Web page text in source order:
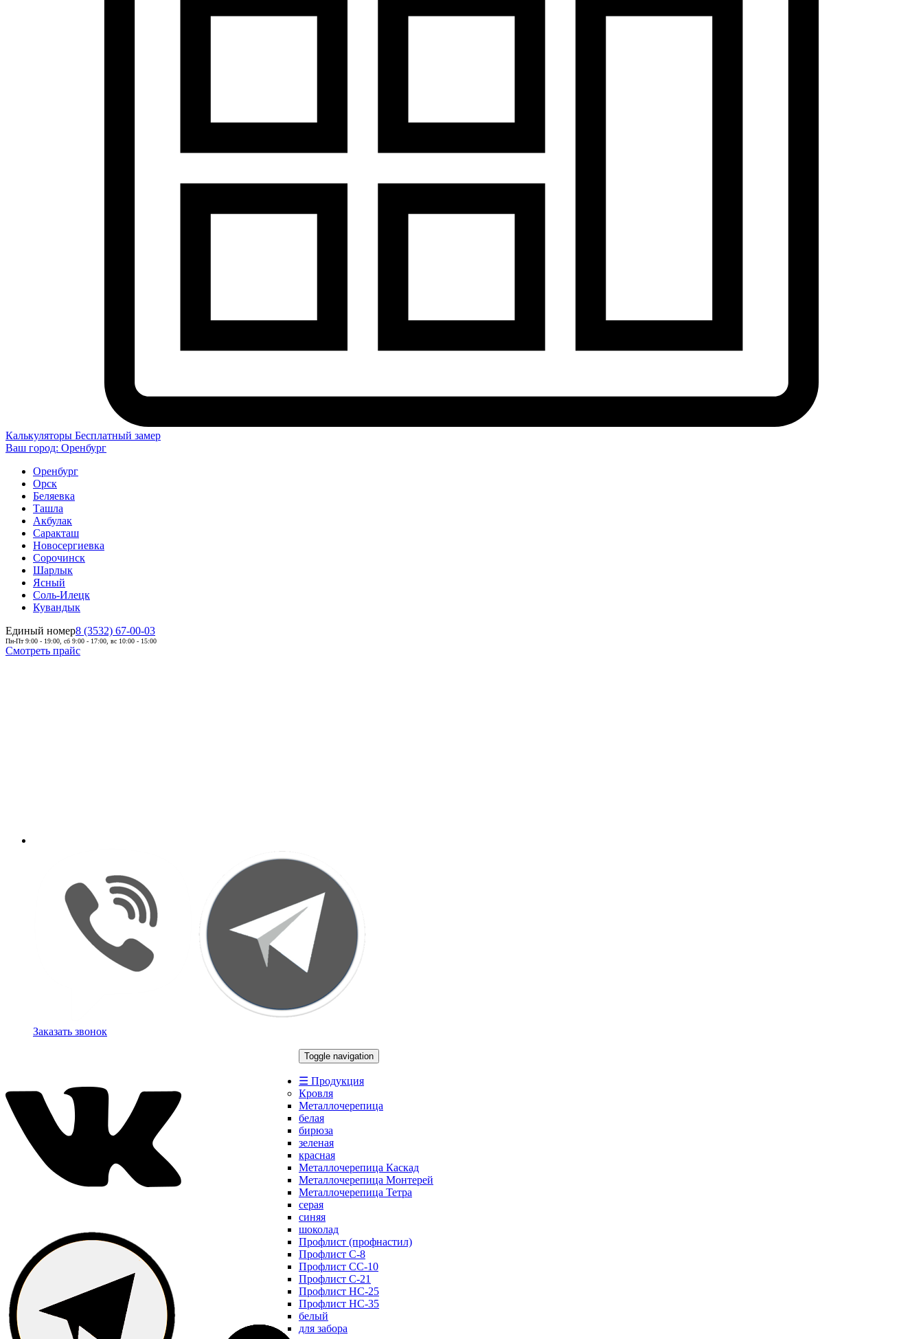
Калькуляторы Бесплатный замер
Ваш город: Оренбург
Оренбург
Орск
Беляевка
Ташла
Акбулак
Саракташ
Новосергиевка
Сорочинск
Шарлык
Ясный
Соль-Илецк
Кувандык
Единый номер8 (3532) 67-00-03
Пн-Пт 9:00 - 19:00, сб 9:00 - 17:00, вс 10:00 - 15:00
Смотреть прайс
Заказать звонок
Toggle navigation
☰ Продукция
Кровля
Металлочерепица
белая
бирюза
зеленая
красная
Металлочерепица Каскад
Металлочерепица Монтерей
Металлочерепица Тетра
серая
синяя
шоколад
Профлист (профнастил)
Профлист С-8
Профлист СС-10
Профлист C-21
Профлист НС-25
Профлист НС-35
белый
для забора